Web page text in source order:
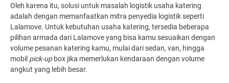
Oleh karena itu, solusi untuk masalah logistik usaha katering
adalah dengan memanfaatkan mitra penyedia logistik seperti
Lalamove. Untuk kebutuhan usaha katering, tersedia beberapa
pilihan armada dari Lalamove yang bisa kamu sesuaikan dengan
volume pesanan katering kamu, mulai dari sedan, van, hingga
mobil pick-up box jika memerlukan kendaraan dengan volume
angkut yang lebih besar.